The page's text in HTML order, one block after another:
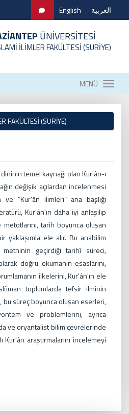
English العربية
ÜNİVERSİTESİ
İLİMLER FAKÜLTESİ (SURİYE)
MENÜ
FAKÜLTESİ (SURİYE)
temel kaynağı olan Kur'ân-ı
değişik açılardan incelenmesi
ve “Kur'ân ilimleri” ana başlığı
Kur'ân'ın daha iyi anlaşılıp
metotlarını, tarih boyunca oluşan
yaklaşımla ele alır. Bu anabilim
metninin geçirdiği tarihî süreci,
doğru okumanın esaslarını,
ilkelerini, Kur'ân'ın ele
toplumlarda tefsir ilminin
bu süreç boyunca oluşan eserleri,
ve problemlerini, ayrıca
ve oryantalist bilim çevrelerinde
araştırmalarını incelemeyi